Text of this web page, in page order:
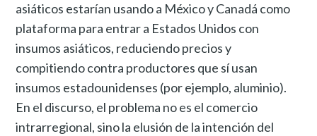
asiáticos estarían usando a México y Canadá como
plataforma para entrar a Estados Unidos con
insumos asiáticos, reduciendo precios y
compitiendo contra productores que sí usan
insumos estadounidenses (por ejemplo, aluminio).
En el discurso, el problema no es el comercio
intrarregional, sino la elusión de la intención del